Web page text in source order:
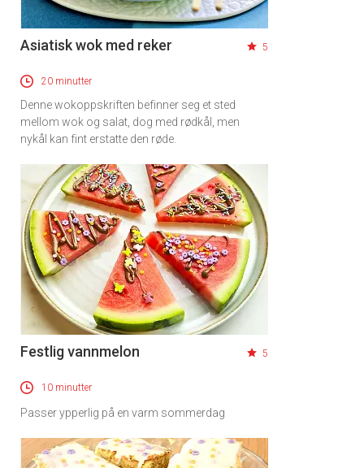
Asiatisk wok med reker 5
20 minutter
Denne wokoppskriften befinner seg et sted
mellom wok og salat, dog med rødkål, men
nykål kan fint erstatte den røde.
Festlig vannmelon 5
10 minutter
Passer ypperlig på en varm sommerdag